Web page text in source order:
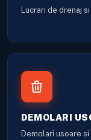
Lucrari de drenaj
DEMOLARI
Demolari usoare